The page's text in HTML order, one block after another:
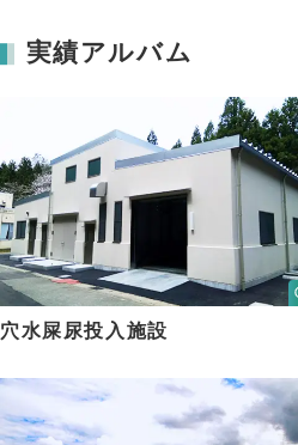
実績アルバム
穴水屎尿投入施設